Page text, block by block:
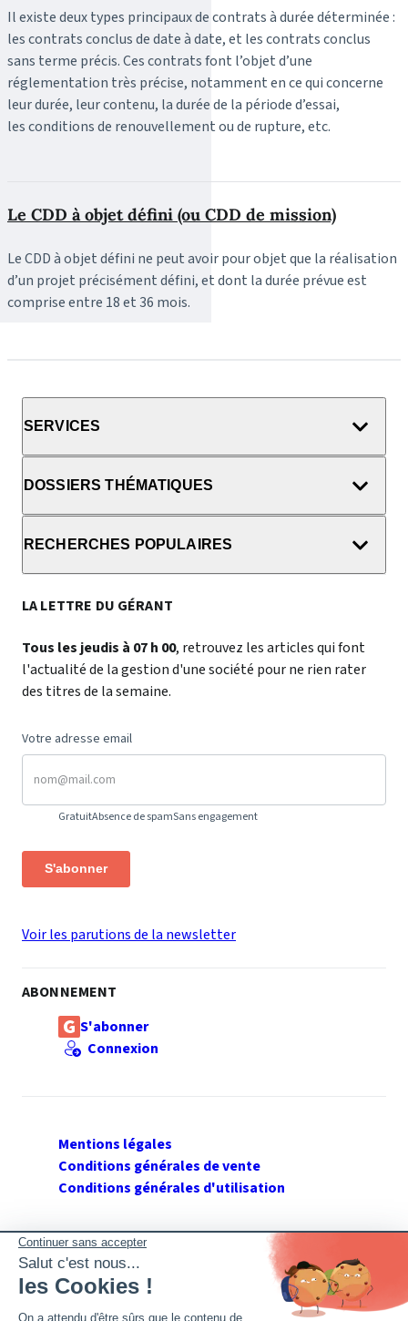
Il existe deux types principaux de contrats à durée déterminée :
les contrats conclus de date à date, et les contrats conclus
sans terme précis. Ces contrats font l’objet d’une
réglementation très précise, notamment en ce qui concerne
leur durée, leur contenu, la durée de la période d’essai,
les conditions de renouvellement ou de rupture, etc.
Le CDD à objet défini (ou CDD de mission)
Le CDD à objet défini ne peut avoir pour objet que la réalisation
d’un projet précisément défini, et dont la durée prévue est
comprise entre 18 et 36 mois.
SERVICES
DOSSIERS THÉMATIQUES
RECHERCHES POPULAIRES
LA LETTRE DU GÉRANT
Tous les jeudis à 07 h 00, retrouvez les articles qui font
l'actualité de la gestion d'une société pour ne rien rater
des titres de la semaine.
Votre adresse email
GratuitAbsence de spamSans engagement
S'abonner
Voir les parutions de la newsletter
ABONNEMENT
S'abonner
Connexion
Mentions légales
Conditions générales de vente
Conditions générales d'utilisation
SUIVEZ GERANT DE SARL